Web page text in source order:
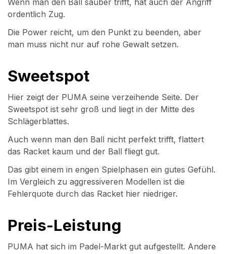
Wenn man den Ball sauber trifft, hat auch der Angriff
ordentlich Zug.
Die Power reicht, um den Punkt zu beenden, aber
man muss nicht nur auf rohe Gewalt setzen.
Sweetspot
Hier zeigt der PUMA seine verzeihende Seite. Der
Sweetspot ist sehr groß und liegt in der Mitte des
Schlägerblattes.
Auch wenn man den Ball nicht perfekt trifft, flattert
das Racket kaum und der Ball fliegt gut.
Das gibt einem in engen Spielphasen ein gutes Gefühl.
Im Vergleich zu aggressiveren Modellen ist die
Fehlerquote durch das Racket hier niedriger.
Preis-Leistung
PUMA hat sich im Padel-Markt gut aufgestellt. Andere